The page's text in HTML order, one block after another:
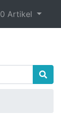
0 Artikel